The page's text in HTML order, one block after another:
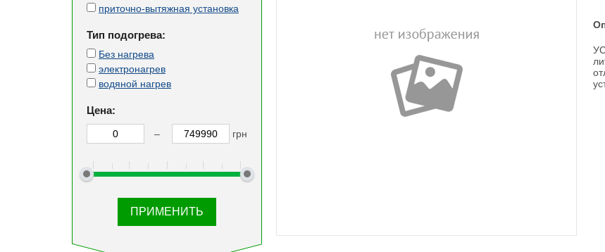
приточно-вытяжная установка
Тип подогрева:
Без нагрева
электронагрев
водяной нагрев
Цена:
– грн